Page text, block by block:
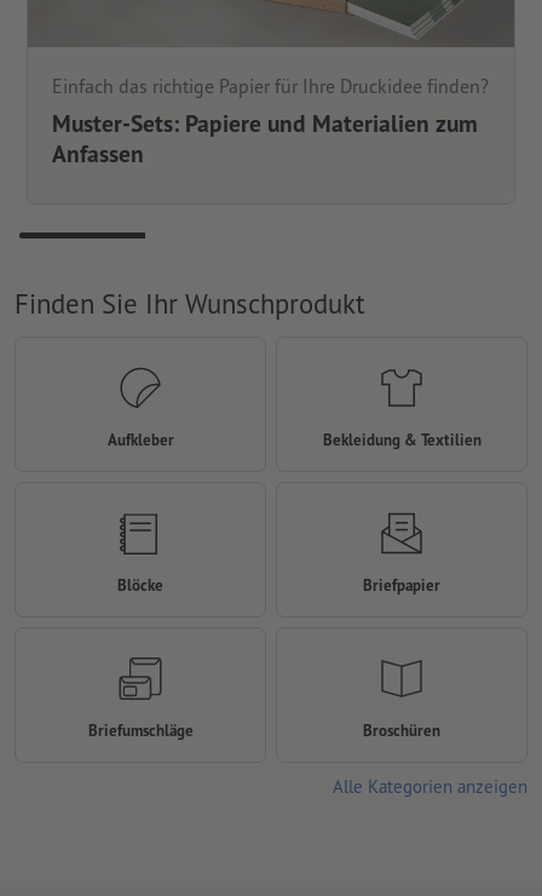
Einfach das richtige Papier für Ihre Druckidee finden?
Muster-Sets: Papiere und Materialien zum
Anfassen
Finden Sie Ihr Wunschprodukt
Aufkleber Bekleidung & Textilien
Blöcke Briefpapier
Briefumschläge Broschüren
Alle Kategorien anzeigen